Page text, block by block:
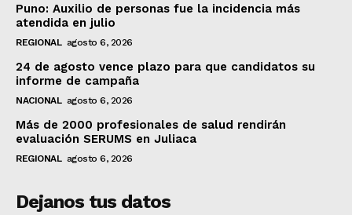
Puno: Auxilio de personas fue la incidencia más
atendida en julio
REGIONAL agosto 6, 2026
24 de agosto vence plazo para que candidatos su
informe de campaña
NACIONAL agosto 6, 2026
Más de 2000 profesionales de salud rendirán
evaluación SERUMS en Juliaca
REGIONAL agosto 6, 2026
Dejanos tus datos